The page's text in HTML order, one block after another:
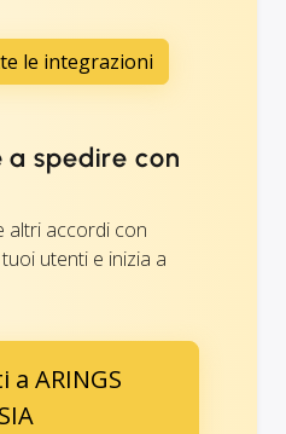
le integrazioni
a spedire con
altri accordi con
utenti e inizia a
a ARINGS
SIA